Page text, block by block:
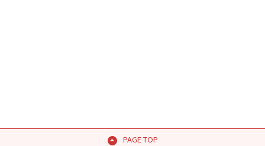
PAGE TOP